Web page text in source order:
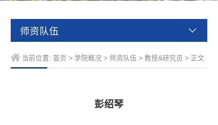
师资队伍
当前位置: 首页 > 学院概况 > 师资队伍 > 教授&研究员 > 正文
彭绍琴